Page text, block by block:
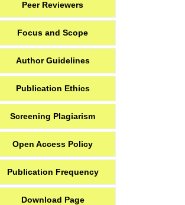
Peer Reviewers
Focus and Scope
Author Guidelines
Publication Ethics
Screening Plagiarism
Open Access Policy
Publication Frequency
Download Page